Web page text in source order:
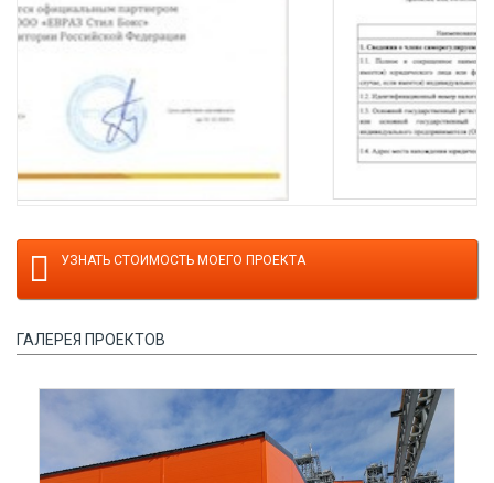
УЗНАТЬ СТОИМОСТЬ МОЕГО ПРОЕКТА
ГАЛЕРЕЯ ПРОЕКТОВ